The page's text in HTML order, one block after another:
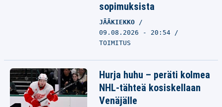
sopimuksista
JÄÄKIEKKO
09.08.2026 - 20:54
TOIMITUS
Hurja huhu – peräti kolmea
NHL-tähteä kosiskellaan
Venäjälle